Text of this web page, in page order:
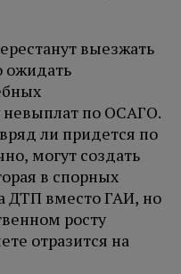
выезжать
ожидать
невыплат по ОСАГО.
ли придется по
могут создать
в спорных
ДТП вместо ГАИ, но
росту
отразится на